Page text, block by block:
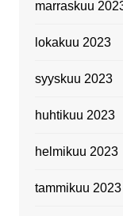
marraskuu
lokakuu 2023
syyskuu 2023
huhtikuu 2023
helmikuu 2023
tammikuu 2023